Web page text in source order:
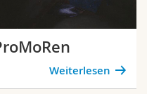
Weiterlesen